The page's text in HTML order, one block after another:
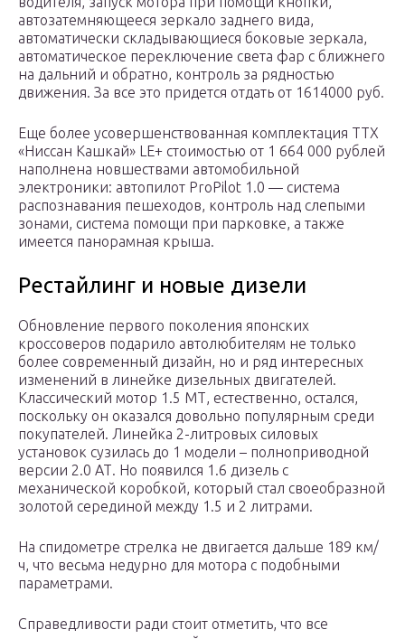
автозатемняющееся зеркало заднего вида,
автоматически складывающиеся боковые зеркала,
автоматическое переключение света фар с ближнего
на дальний и обратно, контроль за рядностью
движения. За все это придется отдать от 1614000 руб.
Еще более усовершенствованная комплектация ТТХ
«Ниссан Кашкай» LE+ стоимостью от 1 664 000 рублей
наполнена новшествами автомобильной
электроники: автопилот ProPilot 1.0 — система
распознавания пешеходов, контроль над слепыми
зонами, система помощи при парковке, а также
имеется панорамная крыша.
Рестайлинг и новые дизели
Обновление первого поколения японских
кроссоверов подарило автолюбителям не только
более современный дизайн, но и ряд интересных
изменений в линейке дизельных двигателей.
Классический мотор 1.5 МТ, естественно, остался,
поскольку он оказался довольно популярным среди
покупателей. Линейка 2-литровых силовых
установок сузилась до 1 модели – полноприводной
версии 2.0 АТ. Но появился 1.6 дизель с
механической коробкой, который стал своеобразной
золотой серединой между 1.5 и 2 литрами.
На спидометре стрелка не двигается дальше 189 км/
ч, что весьма недурно для мотора с подобными
параметрами.
Справедливости ради стоит отметить, что все